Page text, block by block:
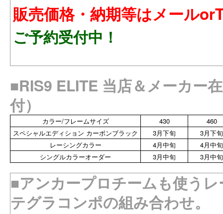
販売価格・納期等はメール
ご予約受付中！
■RIS9 ELITE 当店＆メーカー
付）
カラー/フレームサイズ 430
460
スペシャルエディション カーボンブラック
3月下旬
3月下旬
レーシングカラー
4月中旬
4月中旬
シングルカラーオーダー
3月中旬 3月中旬
■アンカープロチームも使う
テグラコンポの組み合わせ。